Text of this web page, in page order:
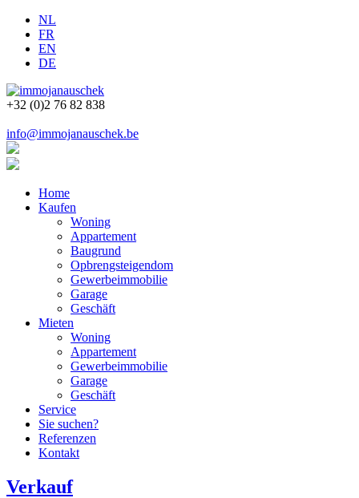
NL
FR
EN
DE
+32 (0)2 76 82 838
info@immojanauschek.be
Home
Kaufen
Woning
Appartement
Baugrund
Opbrengsteigendom
Gewerbeimmobilie
Garage
Geschäft
Mieten
Woning
Appartement
Gewerbeimmobilie
Garage
Geschäft
Service
Sie suchen?
Referenzen
Kontakt
Verkauf